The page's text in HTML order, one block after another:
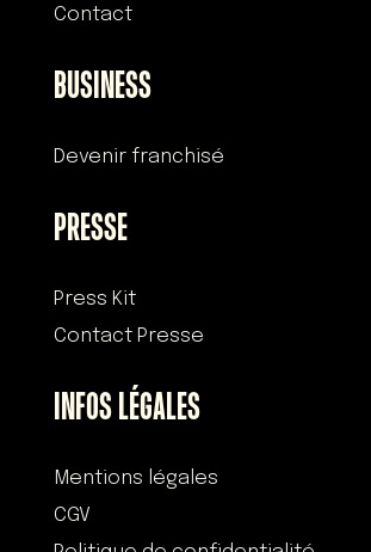
Contact
BUSINESS
Devenir franchisé
PRESSE
Press Kit
Contact Presse
INFOS LÉGALES
Mentions légales
CGV